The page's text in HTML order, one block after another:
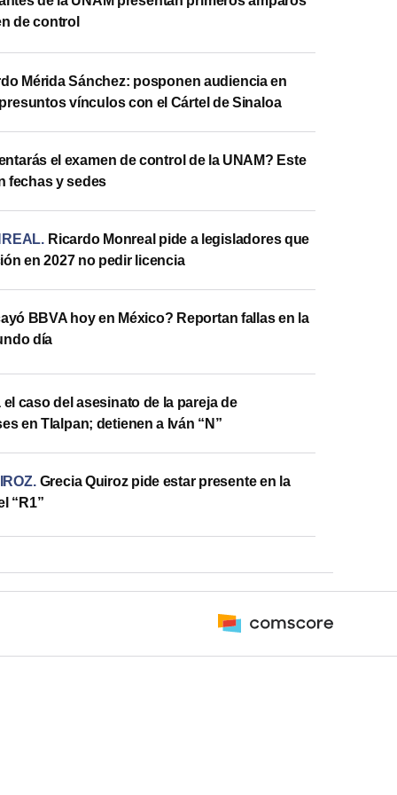
de control
Mérida Sánchez: posponen audiencia en
vínculos con el Cártel de Sinaloa
el examen de control de la UNAM? Este
fechas y sedes
. Ricardo Monreal pide a legisladores que
en 2027 no pedir licencia
BBVA hoy en México? Reportan fallas en la
día
el caso del asesinato de la pareja de
en Tlalpan; detienen a Iván “N”
. Grecia Quiroz pide estar presente en la
“R1”